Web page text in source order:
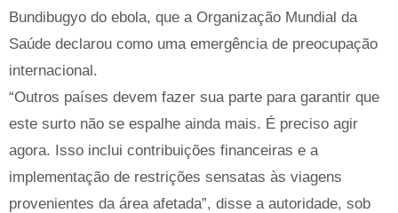
Bundibugyo do ebola, que a Organização Mundial da
Saúde declarou como uma emergência de preocupação
internacional.
“Outros países devem fazer sua parte para garantir que
este surto não se espalhe ainda mais. É preciso agir
agora. Isso inclui contribuições financeiras e a
implementação de restrições sensatas às viagens
provenientes da área afetada”, disse a autoridade, sob